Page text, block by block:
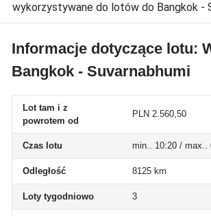
wykorzystywane do lotów do Bangkok -
Informacje dotyczące lotu:
Bangkok - Suvarnabhumi
Lot tam i z
powrotem od
PLN 2.560,50
Czas lotu min.. 10:20 / max..
Odległość 8125 km
Loty tygodniowo 3